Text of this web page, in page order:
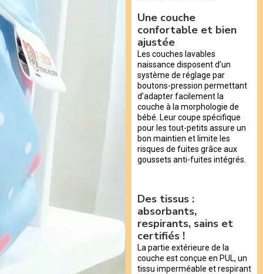
Une couche
confortable et bien
ajustée
Les couches lavables
naissance disposent d’un
système de réglage par
boutons-pression permettant
d’adapter facilement la
couche à la morphologie de
bébé. Leur coupe spécifique
pour les tout-petits assure un
bon maintien et limite les
risques de fuites grâce aux
goussets anti-fuites intégrés.
Des tissus :
absorbants,
respirants, sains et
certifiés !
La partie extérieure de la
couche est conçue en PUL, un
tissu imperméable et respirant